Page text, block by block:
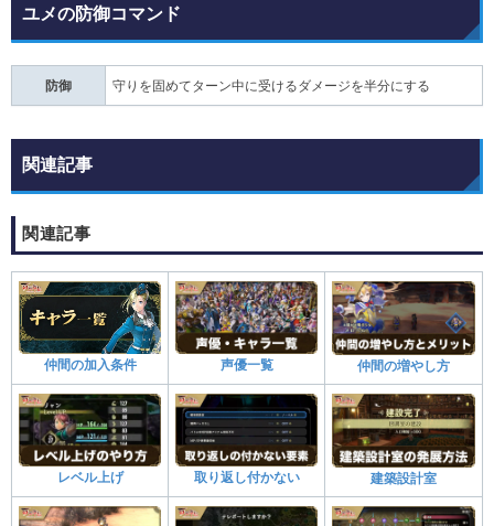
ユメの防御コマンド
防御 守りを固めてターン中に受けるダメージを半分にする
関連記事
関連記事
仲間の加入条件 声優一覧 仲間の増やし方
レベル上げ 取り返し付かない 建築設計室